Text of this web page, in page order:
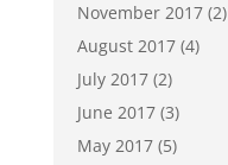
November 2017(2)
August 2017(4)
July 2017(2)
June 2017(3)
May 2017(5)